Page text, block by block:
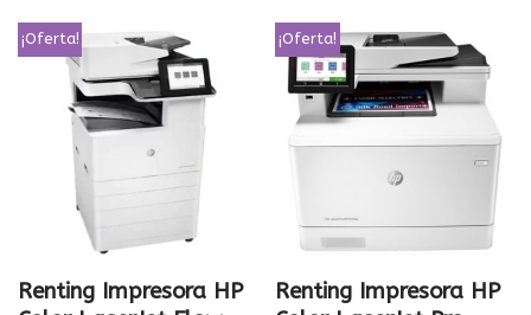
¡Oferta!
Renting Impresora HP
¡Oferta!
Renting Impresora HP